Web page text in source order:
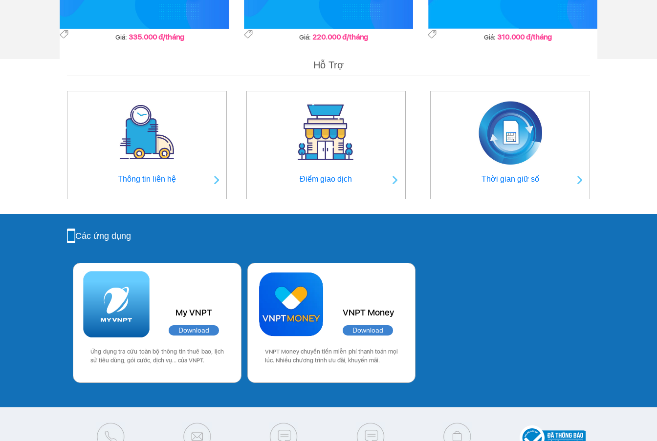
Giá: 335.000 đ/tháng Giá:220.000 đ/tháng Giá:310.000 đ/tháng
Hỗ Trợ
Thông tin liên hệ Điểm giao dịch Thời gian giữ số
Các ứng dụng
My VNPT
Download
Ứng dụng tra cứu toàn bộ thông tin thuê bao, lịch
sử tiêu dùng, gói cước, dịch vụ… của VNPT.
VNPT Money
Download
VNPT Money chuyển tiền miễn phí thanh toán mọi
lúc. Nhiều chương trình ưu đãi, khuyến mãi.